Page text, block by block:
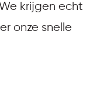
krijgen echt
onze snelle